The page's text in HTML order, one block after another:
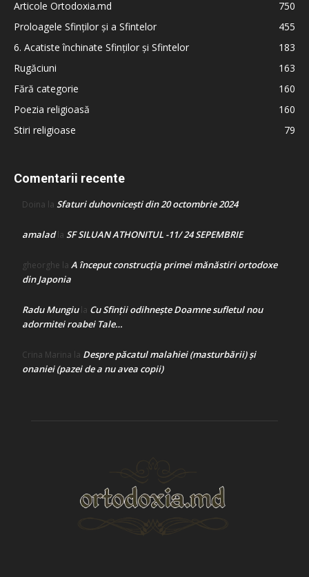
Articole Ortodoxia.md
750
Proloagele Sfinților și a Sfintelor
455
6. Acatiste închinate Sfinților și Sfintelor
183
Rugăciuni
163
Fără categorie
160
Poezia religioasă
160
Stiri religioase
79
Comentarii recente
Doina la Sfaturi duhovnicești din 20 octombrie 2024
amaladla SF SILUAN ATHONITUL -11/ 24 SEPEMBRIE
gheorghe la A început construcţia primei mănăstiri ortodoxe
din Japonia
Radu Mungiula Cu Sfinții odihnește Doamne sufletul nou
adormitei roabei Tale…
Crina Marina la Despre păcatul malahiei (masturbării) şi
onaniei (pazei de a nu avea copii)